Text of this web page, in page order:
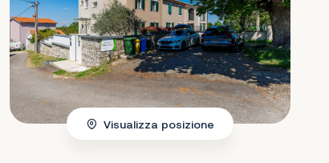
Visualizza posizione